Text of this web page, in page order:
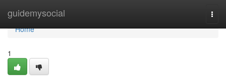
guidemysocial
Home
Home
1